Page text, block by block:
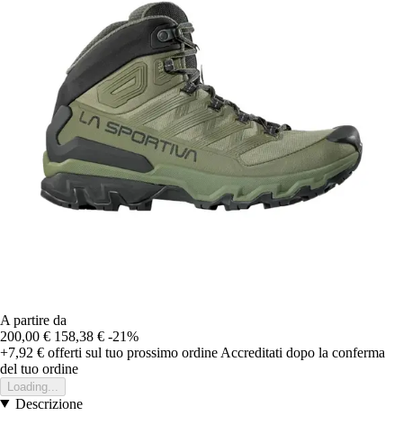
A partire da
200,00 € 158,38 € -21%
+7,92 € offerti sul tuo prossimo ordine Accreditati dopo la conferma
del tuo ordine
Loading...
Descrizione